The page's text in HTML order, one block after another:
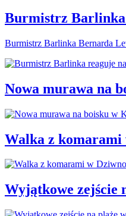
Burmistrz Barlinka
Burmistrz Barlinka Bernarda
Nowa murawa na
Walka z komarami
Wyjątkowe zejście